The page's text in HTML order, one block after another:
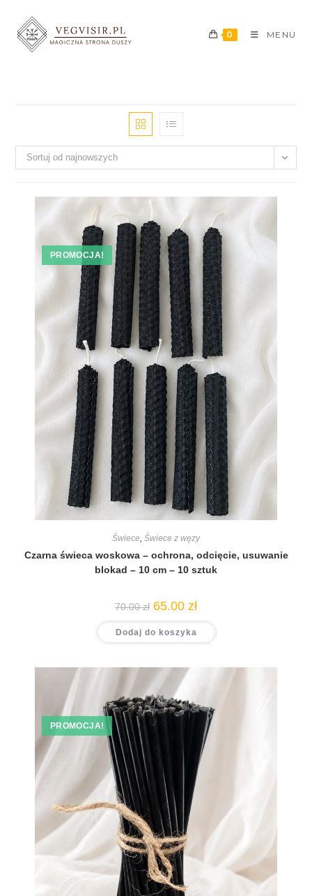
0 MENU
Sortuj od najnowszych
PROMOCJA!
Świece, Świece z węzy
Czarna świeca woskowa – ochrona, odcięcie, usuwanie
blokad – 10 cm – 10 sztuk
70.00zł 65.00 zł
Dodaj do koszyka
PROMOCJA!